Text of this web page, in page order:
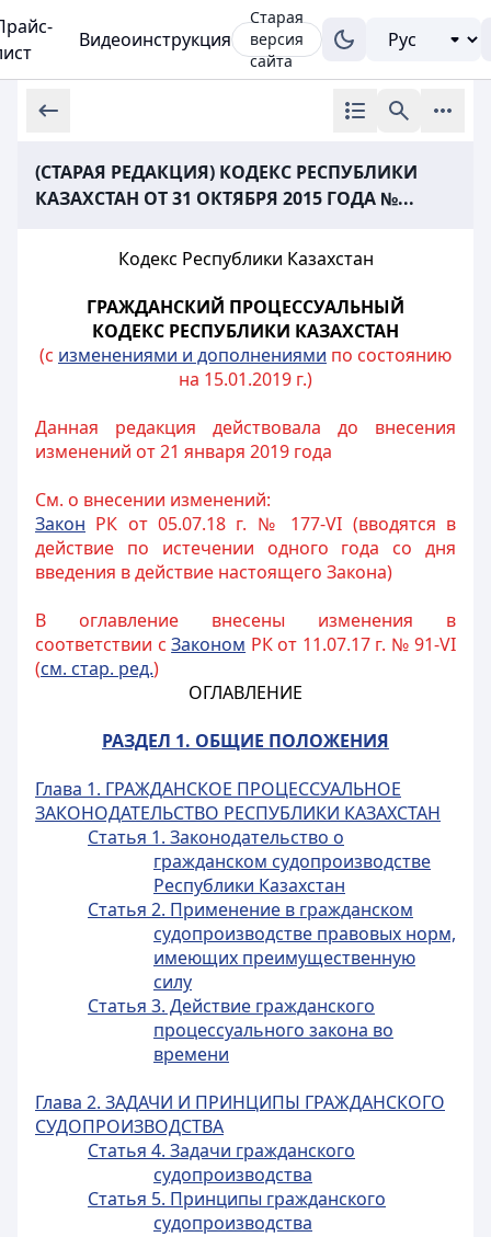
Видеоинструкция
Старая
версия
сайта
(СТАРАЯ РЕДАКЦИЯ) КОДЕКС РЕСПУБЛИКИ
КАЗАХСТАН ОТ 31 ОКТЯБРЯ 2015 ГОДА №...
Кодекс Республики Казахстан
ГРАЖДАНСКИЙ ПРОЦЕССУАЛЬНЫЙ
КОДЕКС РЕСПУБЛИКИ КАЗАХСТАН
(с изменениями и дополнениями по состоянию
на 15.01.2019 г.)
Данная редакция действовала до внесения
изменений от 21 января 2019 года
См. о внесении изменений:
Закон РК от 05.07.18 г. № 177-VI (вводятся в
действие по истечении одного года со дня
введения в действие настоящего Закона)
В оглавление внесены изменения в
соответствии сЗаконом РК от 11.07.17 г. № 91-VI
(см. стар. ред.)
ОГЛАВЛЕНИЕ
РАЗДЕЛ 1. ОБЩИЕ ПОЛОЖЕНИЯ
Глава 1. ГРАЖДАНСКОЕ ПРОЦЕССУАЛЬНОЕ
ЗАКОНОДАТЕЛЬСТВО РЕСПУБЛИКИ КАЗАХСТАН
Статья 1. Законодательство о
гражданском судопроизводстве
Республики Казахстан
Статья 2. Применение в гражданском
судопроизводстве правовых норм,
имеющих преимущественную
силу
Статья 3. Действие гражданского
процессуального закона во
времени
Глава 2. ЗАДАЧИ И ПРИНЦИПЫ ГРАЖДАНСКОГО
СУДОПРОИЗВОДСТВА
Статья 4. Задачи гражданского
судопроизводства
Статья 5. Принципы гражданского
судопроизводства